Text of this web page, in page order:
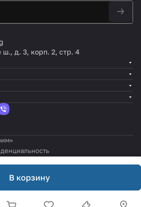
В корзину
д. 3, корп. 2, стр. 4